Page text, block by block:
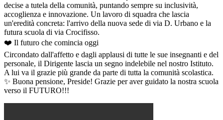
decise a tutela della comunità, puntando sempre su inclusività,
accoglienza e innovazione. Un lavoro di squadra che lascia
un'eredità concreta: l'arrivo della nuova sede di via D. Urbano e la
futura scuola di via Crocifisso.
❤️ Il futuro che comincia oggi
Circondato dall'affetto e dagli applausi di tutte le sue insegnanti e del
personale, il Dirigente lascia un segno indelebile nel nostro Istituto.
A lui va il grazie più grande da parte di tutta la comunità scolastica.
✨ Buona pensione, Preside! Grazie per aver guidato la nostra scuola
verso il FUTURO!!!